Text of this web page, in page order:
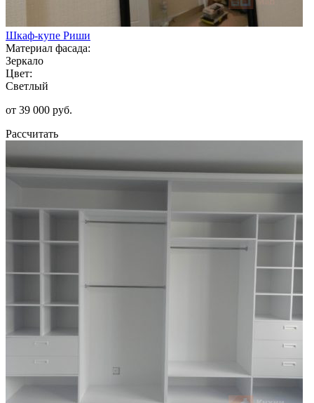
Шкаф-купе Риши
Материал фасада:
Зеркало
Цвет:
Светлый
от 39 000 руб.
Рассчитать